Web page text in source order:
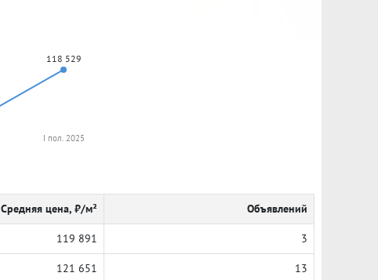
118 529
I пол. 2025
Средняя цена, ₽/м² Объявлений
119 891 3
121 651 13